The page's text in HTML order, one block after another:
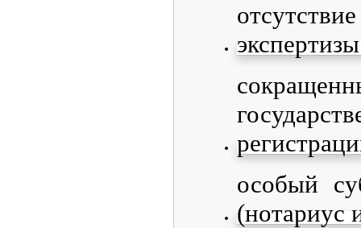
особый
(нотариус